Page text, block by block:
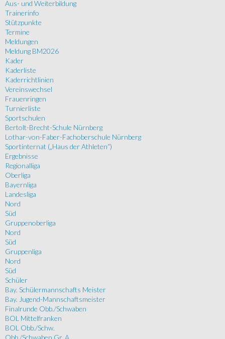
Aus- und Weiterbildung
Trainerinfo
Stützpunkte
Termine
Meldungen
Meldung BM2026
Kader
Kaderliste
Kaderrichtlinien
Vereinswechsel
Frauenringen
Turnierliste
Sportschulen
Bertolt-Brecht-Schule Nürnberg
Lothar-von-Faber-Fachoberschule Nürnberg
Sportinternat („Haus der Athleten“)
Ergebnisse
Regionalliga
Oberliga
Bayernliga
Landesliga
Nord
Süd
Gruppenoberliga
Nord
Süd
Gruppenliga
Nord
Süd
Schüler
Bay. Schülermannschafts Meister
Bay. Jugend-Mannschaftsmeister
Finalrunde Obb./Schwaben
BOL Mittelfranken
BOL Obb./Schw.
Obb./Schwaben Gr. A